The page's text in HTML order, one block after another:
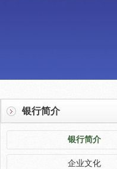
银行简介
银行简介
企业文化